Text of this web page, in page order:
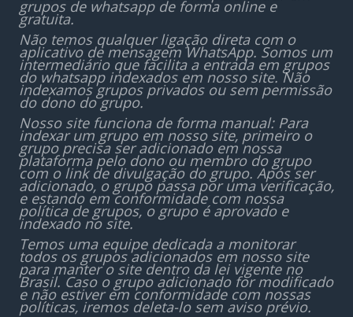
grupos de whatsapp de forma online e
gratuita.
Não temos qualquer ligação direta com o
aplicativo de mensagem WhatsApp. Somos um
intermediário que facilita a entrada em grupos
do whatsapp indexados em nosso site. Não
indexamos grupos privados ou sem permissão
do dono do grupo.
Nosso site funciona de forma manual: Para
indexar um grupo em nosso site, primeiro o
grupo precisa ser adicionado em nossa
plataforma pelo dono ou membro do grupo
com o link de divulgação do grupo. Após ser
adicionado, o grupo passa por uma verificação,
e estando em conformidade com nossa
política de grupos, o grupo é aprovado e
indexado no site.
Temos uma equipe dedicada a monitorar
todos os grupos adicionados em nosso site
para manter o site dentro da lei vigente no
Brasil. Caso o grupo adicionado for modificado
e não estiver em conformidade com nossas
políticas, iremos deleta-lo sem aviso prévio.